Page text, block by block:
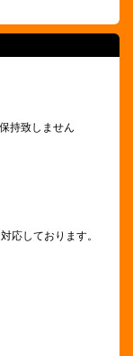
持致しません
応しております。